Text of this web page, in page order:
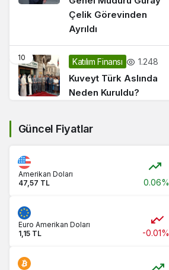
Çelik Görevinden
Ayrıldı
10 Katılım Finansı 1.248
Kuveyt Türk Aslında
Neden Kuruldu?
Güncel Fiyatlar
Amerikan Doları
47,57 TL
0.06%
Euro Amerikan Doları
1,15 TL
-0.01%